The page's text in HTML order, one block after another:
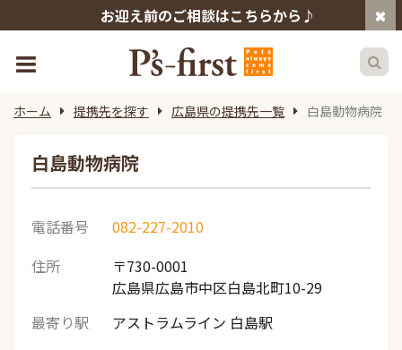
お迎え前のご相談はこちらから♪
ホーム 提携先を探す 広島県の提携先一覧 白島動物病院
白島動物病院
電話番号
082-227-2010
住所
〒730-0001
広島県広島市中区白島北町10-29
最寄り駅
アストラムライン 白島駅